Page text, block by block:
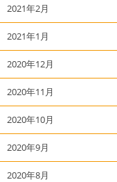
2021年2月
2021年1月
2020年12月
2020年11月
2020年10月
2020年9月
2020年8月